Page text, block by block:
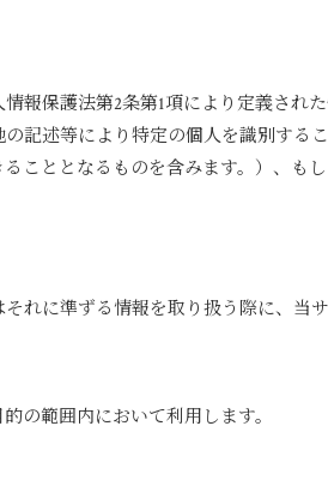
報保護法第2条第1項により定義され
記述等により特定の個人を識別する
こととなるものを含みます。）、も
れに準ずる情報を取り扱う際に、当
の範囲内において利用します。